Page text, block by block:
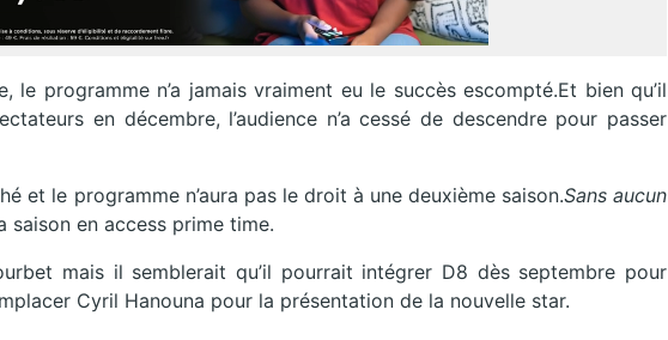
le programme n’a jamais vraiment eu le succès escompté.Et bien qu’il
en décembre, l’audience n’a cessé de descendre pour passer
et le programme n’aura pas le droit à une deuxième saison.Sans aucun
saison en access prime time.
mais il semblerait qu’il pourrait intégrer D8 dès septembre pour
Cyril Hanouna pour la présentation de la nouvelle star.